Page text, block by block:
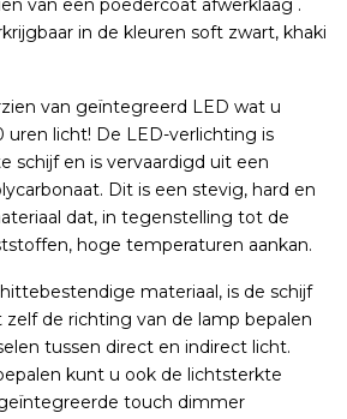
van een poedercoat afwerklaag .
in de kleuren soft zwart, khaki
van geïntegreerd LED wat u
uren licht! De LED-verlichting is
schijf en is vervaardigd uit een
Dit is een stevig, hard en
dat, in tegenstelling tot de
hoge temperaturen aankan.
materiaal, is de schijf
zelf de richting van de lamp bepalen
tussen direct en indirect licht.
kunt u ook de lichtsterkte
touch dimmer